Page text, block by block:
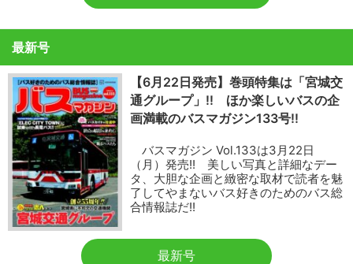
最新号
【6月22日発売】巻頭特集は「宮城交
通グループ」!! ほか楽しいバスの企
画満載のバスマガジン133号!!
バスマガジン Vol.133は3月22日
（月）発売!! 美しい写真と詳細なデー
タ、大胆な企画と緻密な取材で読者を魅
了してやまないバス好きのためのバス総
合情報誌だ!!
最新号